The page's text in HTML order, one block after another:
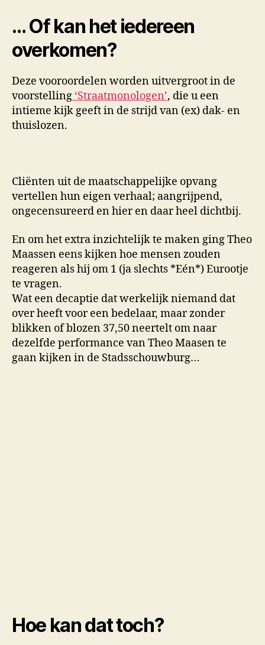
… Of kan het iedereen
overkomen?
Deze vooroordelen worden uitvergroot in de
voorstelling ‘Straatmonologen’, die u een
intieme kijk geeft in de strijd van (ex) dak- en
thuislozen.
Cliënten uit de maatschappelijke opvang
vertellen hun eigen verhaal; aangrijpend,
ongecensureerd en hier en daar heel dichtbij.
En om het extra inzichtelijk te maken ging Theo
Maassen eens kijken hoe mensen zouden
reageren als hij om 1 (ja slechts *Eén*) Eurootje
te vragen.
Wat een decaptie dat werkelijk niemand dat
over heeft voor een bedelaar, maar zonder
blikken of blozen 37,50 neertelt om naar
dezelfde performance van Theo Maasen te
gaan kijken in de Stadsschouwburg…
Hoe kan dat toch?